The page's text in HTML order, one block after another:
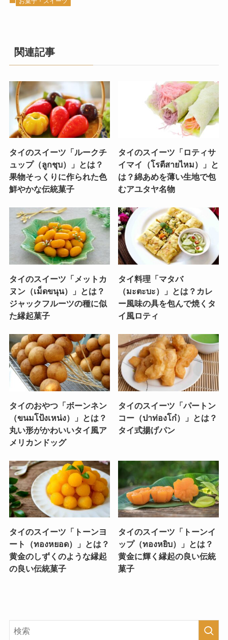
関連記事
タイのスイーツ「ルークチ
ュップ（ลูกชุบ）」とは？
果物そっくりに作られた色
鮮やかな伝統菓子
タイのスイーツ「ロティサ
イマイ（โรตีสายไหม）」と
は？綿あめを薄い生地で包
むアユタヤ名物
タイのスイーツ「メットカ
ヌン（เม็ดขนุน）」とは？
ジャックフルーツの種に似
た縁起菓子
タイ料理「マタバ
（มะตะบะ）」とは？カレ
ー風味の具を包んで焼くタ
イ風ロティ
タイのおやつ「ボーンネン
（ขนมโป้งเหน่ง）」とは？
丸い形がかわいいタイ風ア
メリカンドッグ
タイのスイーツ「パートン
コー（ปาท่องโก๋）」とは？
タイ式揚げパン
タイのスイーツ「トーンヨ
ート（ทองหยอด）」とは？
黄金のしずくのような縁起
の良い伝統菓子
タイのスイーツ「トーンイ
ップ（ทองหยิบ）」とは？
黄金に輝く縁起の良い伝統
菓子